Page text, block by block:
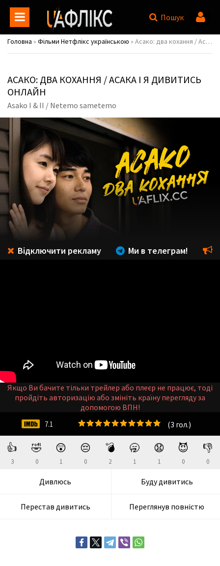
Пошук
Головна » Фільми Нетфлікс українською » Асако: два кохання / Асака і я / Asako I & II / Netemo sametemo
АСАКО: ДВА КОХАННЯ / АСАКА І Я ДИВИТИСЬ
ОНЛАЙН
Asako I & II / Netemo sametemo
👍
3
🤣
0
😲
1
😔
0
💣
2
🥱
1
😧
1
😈
0
👎
0
Дивлюсь Буду дивитись
Перестав дивитись Переглянув повністю
(3 гол.)
7.1
Відключити рекламу Ми в телеграм!
Якщо Ви бачите тільки трейлер або плеєр не працює, тоді
пройдіть авторизацію або змініть країну перегляду за
допомогою ВПН!